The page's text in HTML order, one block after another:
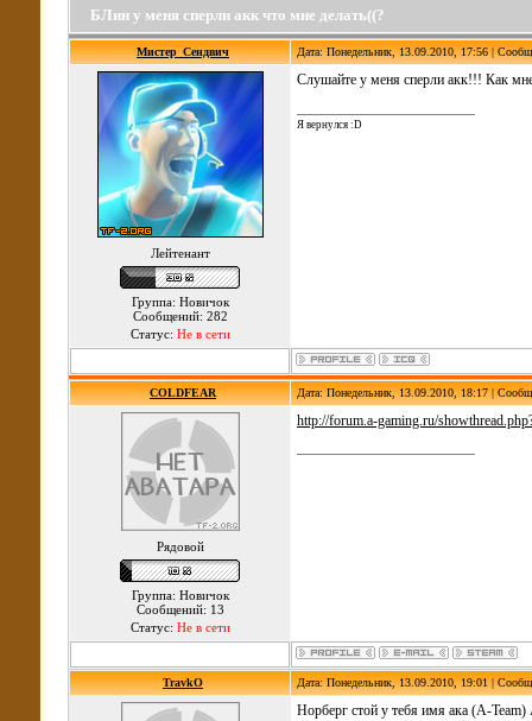
БЛин у меня сперли акк что мне делать((?
Мистер_Сендвич Дата: Понедельник, 13.09.2010, 17:56 |
Лейтенант
Группа: Новичок
Сообщений: 282
Статус: Не в сети
Слушайте у меня сперли акк!!! Как
Я вернулся :D
COLDFEAR Дата: Понедельник, 13.09.2010, 18:17 |
Рядовой
Группа: Новичок
Сообщений: 13
Статус: Не в сети
http://forum.a-gaming.ru/
TravkO Дата: Понедельник, 13.09.2010, 19:01 |
Норберг стой у тебя имя ака (A-Team)